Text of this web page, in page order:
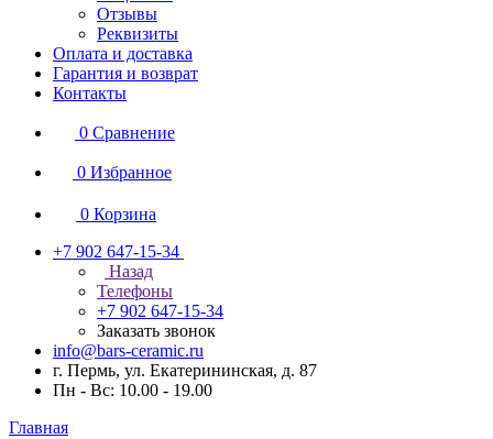
Отзывы
Реквизиты
Оплата и доставка
Гарантия и возврат
Контакты
0 Сравнение
0 Избранное
0 Корзина
+7 902 647-15-34
Назад
Телефоны
+7 902 647-15-34
Заказать звонок
info@bars-ceramic.ru
г. Пермь, ул. Екатерининская, д. 87
Пн - Вс: 10.00 - 19.00
Главная